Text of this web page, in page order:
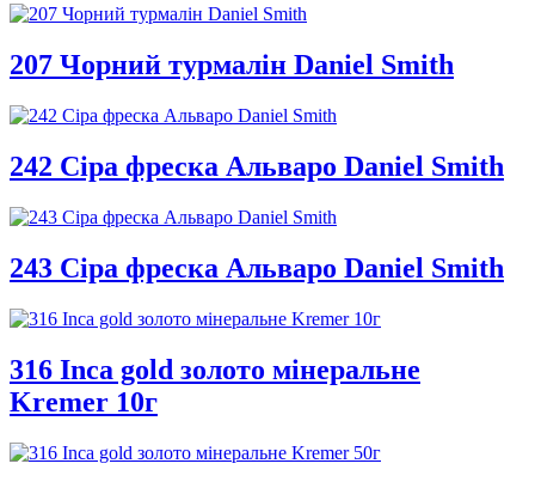
207 Чорний турмалін Daniel Smith
242 Сіра фреска Альваро Daniel Smith
243 Сіра фреска Альваро Daniel Smith
316 Inca gold золото мінеральне
Kremer 10г